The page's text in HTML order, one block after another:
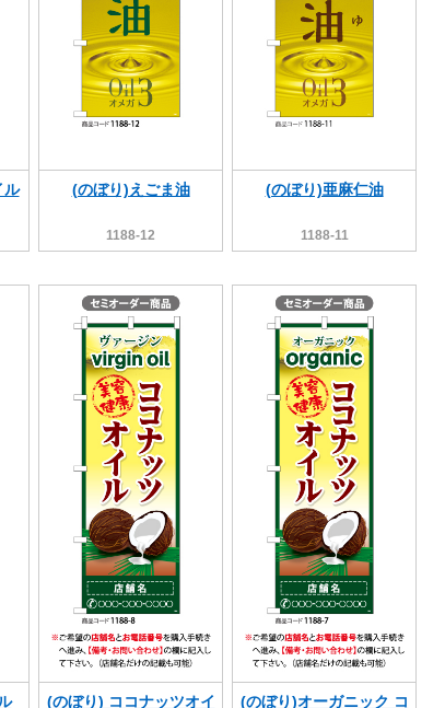
ル (のぼり)えごま油
1188-12
(のぼり)亜麻仁油
1188-11
(のぼり) ココナッツオイ
(のぼり)オーガニック コ